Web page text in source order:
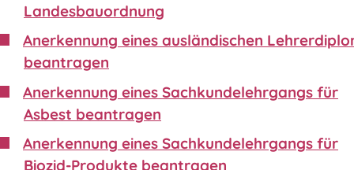
Landesbauordnung
Anerkennung eines ausländischen
beantragen
Anerkennung eines Sachkundelehrgangs für
Asbest beantragen
Anerkennung eines Sachkundelehrgangs für
Biozid-Produkte beantragen